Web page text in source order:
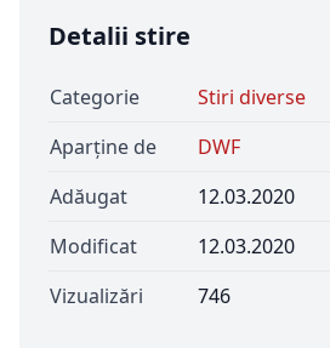
Detalii stire
Categorie
Stiri diverse
Aparține de
DWF
Adăugat
12.03.2020
Modificat
12.03.2020
Vizualizări
746